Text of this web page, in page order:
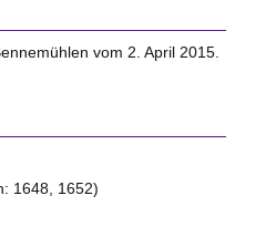
vom 2. April 2015.
1648, 1652)